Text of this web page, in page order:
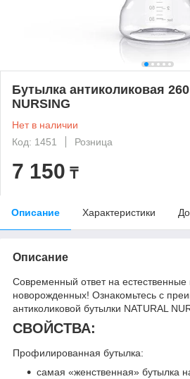
Бутылка антиколиковая
NURSING
Нет в наличии
Код: 1451
Розница
7 150 ₸
Описание Характеристики
Описание
Современный ответ на естественные
новорожденных! Ознакомьтесь с
антиколиковой бутылки NATURAL
СВОЙСТВА:
Профилированная бутылка:
самая «женственная» бутылка